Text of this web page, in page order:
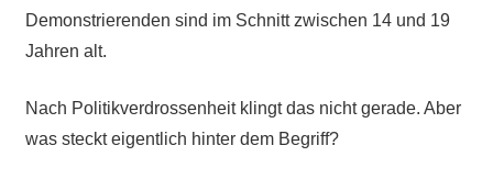
Demonstrierenden sind im Schnitt zwischen 14 und 19
Jahren alt.
Nach Politikverdrossenheit klingt das nicht gerade. Aber
was steckt eigentlich hinter dem Begriff?